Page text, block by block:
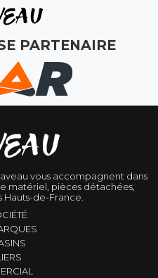
PARTENAIRE
vous accompagnent dans
matériel, pièces détachées,
Hauts-de-France.